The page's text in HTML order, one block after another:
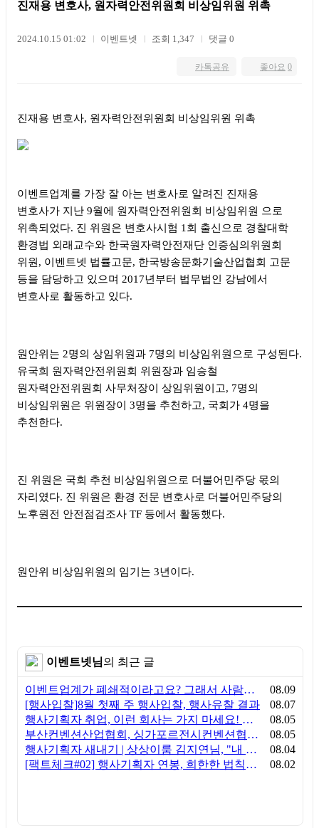
진재용 변호사, 원자력안전위원회 비상임위원 위촉
2024.10.15 01:02 이벤트넷 조회 1,347 댓글 0
좋아요 0
카톡공유
진재용 변호사, 원자력안전위원회 비상임위원 위촉
이벤트업계를 가장 잘 아는 변호사로 알려진 진재용
변호사가 지난 9월에 원자력안전위원회 비상임위원 으로
위촉되었다. 진 위원은 변호사시험 1회 출신으로 경찰대학
환경법 외래교수와 한국원자력안전재단 인증심의위원회
위원, 이벤트넷 법률고문, 한국방송문화기술산업협회 고문
등을 담당하고 있으며 2017년부터 법무법인 강남에서
변호사로 활동하고 있다.
원안위는 2명의 상임위원과 7명의 비상임위원으로 구성된다.
유국희 원자력안전위원회 위원장과 임승철
원자력안전위원회 사무처장이 상임위원이고, 7명의
비상임위원은 위원장이 3명을 추천하고, 국회가 4명을
추천한다.
진 위원은 국회 추천 비상임위원으로 더불어민주당 몫의
자리였다. 진 위원은 환경 전문 변호사로 더불어민주당의
노후원전 안전점검조사 TF 등에서 활동했다.
원안위 비상임위원의 임기는 3년이다.
이벤트넷님의 최근 글
이벤트업계가 폐쇄적이라고요? 그래서 사람이 안 옵니다
08.09
[행사입찰]8월 첫째 주 행사입찰, 행사유찰 결과
08.07
행사기획자 취업, 이런 회사는 가지 마세요! 신입이 꼭 알아야 할 5가지 기준[이벤트산업 팩트체크#3]
08.05
부산컨벤션산업협회, 싱가포르전시컨벤션협회(SACEOS)와 업무협약 체결… 아시아 마이스 협력 확대
08.05
행사기획자 새내기 | 상상이룸 김지연님, "내 맘대로, 내 뜻대로 행사를 만든다
08.04
[팩트체크#02] 행사기획자 연봉, 희한한 법칙~ '첨에는 비실, 3년만 지나면 튼실'
08.02